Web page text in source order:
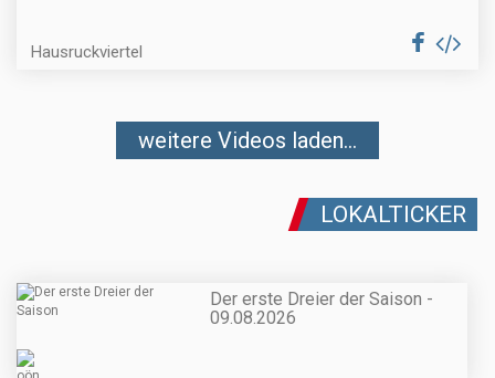
Hausruckviertel
weitere Videos laden...
LOKALTICKER
Der erste Dreier der Saison -
09.08.2026